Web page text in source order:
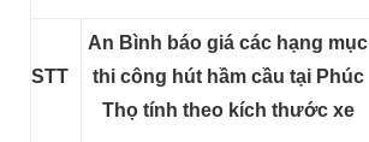
STT
An Bình báo giá các hạng mục
thi công hút hầm cầu tại Phúc
Thọ tính theo kích thước xe